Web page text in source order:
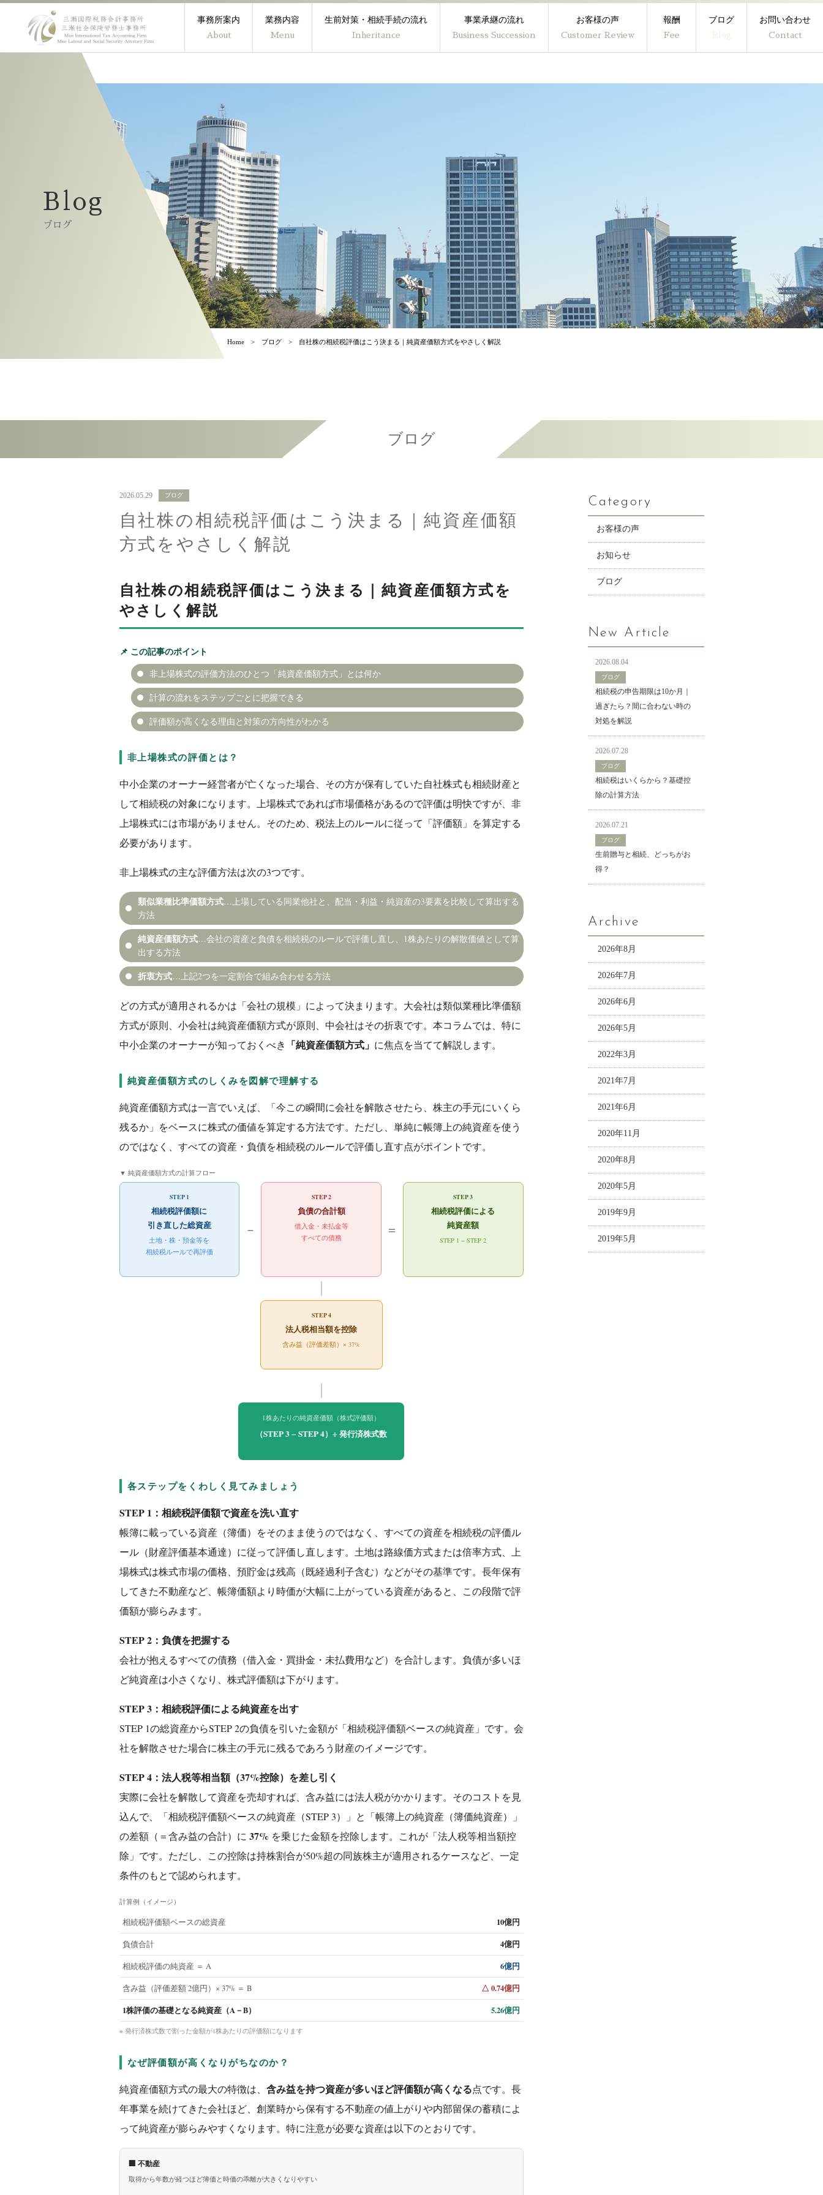
事務所案内
About
業務内容
Menu
生前対策・相続手続の流れ
Inheritance
事業承継の流れ
Business Succession
お客様の声
Customer Review
報酬
Fee
ブログ
Blog
お問い合わせ
Contact
Blog
Blog
ブログ
Home ブログ 自社株の相続税評価はこう決まる｜純資産価額方式をやさしく解説
ブログ
2026.05.29 ブログ
自社株の相続税評価はこう決まる｜純資産価額
方式をやさしく解説
自社株の相続税評価はこう決まる｜純資産価額方式を
やさしく解説
📌 この記事のポイント
非上場株式の評価方法のひとつ「純資産価額方式」とは何か
計算の流れをステップごとに把握できる
評価額が高くなる理由と対策の方向性がわかる
非上場株式の評価とは？
中小企業のオーナー経営者が亡くなった場合、その方が保有していた自社株式も相続財産と
して相続税の対象になります。上場株式であれば市場価格があるので評価は明快ですが、非
上場株式には市場がありません。そのため、税法上のルールに従って「評価額」を算定する
必要があります。
非上場株式の主な評価方法は次の3つです。
類似業種比準価額方式…上場している同業他社と、配当・利益・純資産の3要素を比較して算出する
方法
純資産価額方式…会社の資産と負債を相続税のルールで評価し直し、1株あたりの解散価値として算
出する方法
折衷方式…上記2つを一定割合で組み合わせる方法
どの方式が適用されるかは「会社の規模」によって決まります。大会社は類似業種比準価額
方式が原則、小会社は純資産価額方式が原則、中会社はその折衷です。本コラムでは、特に
中小企業のオーナーが知っておくべき 「純資産価額方式」 に焦点を当てて解説します。
純資産価額方式のしくみを図解で理解する
純資産価額方式は一言でいえば、「今この瞬間に会社を解散させたら、株主の手元にいくら
残るか」をベースに株式の価値を算定する方法です。ただし、単純に帳簿上の純資産を使う
のではなく、すべての資産・負債を相続税のルールで評価し直す点がポイントです。
▼ 純資産価額方式の計算フロー
STEP 1
相続税評価額に
引き直した総資産
土地・株・預金等を
相続税ルールで再評価
－
STEP 2
負債の合計額
借入金・未払金等
すべての債務
＝
STEP 3
相続税評価による
純資産額
STEP 1 − STEP 2
STEP 4
法人税相当額を控除
含み益（評価差額）× 37%
1株あたりの純資産価額（株式評価額）
（STEP 3 − STEP 4）÷ 発行済株式数
各ステップをくわしく見てみましょう
STEP 1：相続税評価額で資産を洗い直す
帳簿に載っている資産（簿価）をそのまま使うのではなく、すべての資産を相続税の評価ル
ール（財産評価基本通達）に従って評価し直します。土地は路線価方式または倍率方式、上
場株式は株式市場の価格、預貯金は残高（既経過利子含む）などがその基準です。長年保有
してきた不動産など、帳簿価額より時価が大幅に上がっている資産があると、この段階で評
価額が膨らみます。
STEP 2：負債を把握する
会社が抱えるすべての債務（借入金・買掛金・未払費用など）を合計します。負債が多いほ
ど純資産は小さくなり、株式評価額は下がります。
STEP 3：相続税評価による純資産を出す
STEP 1の総資産からSTEP 2の負債を引いた金額が「相続税評価額ベースの純資産」です。会
社を解散させた場合に株主の手元に残るであろう財産のイメージです。
STEP 4：法人税等相当額（37%控除）を差し引く
実際に会社を解散して資産を売却すれば、含み益には法人税がかかります。そのコストを見
込んで、「相続税評価額ベースの純資産（STEP 3）」と「帳簿上の純資産（簿価純資産）」
の差額（＝含み益の合計）に 37% を乗じた金額を控除します。これが「法人税等相当額控
除」です。ただし、この控除は持株割合が50%超の同族株主が適用されるケースなど、一定
条件のもとで認められます。
計算例（イメージ）
相続税評価額ベースの総資産 10億円
負債合計 4億円
相続税評価の純資産 ＝ A 6億円
含み益（評価差額 2億円）× 37% ＝ B
△ 0.74億円
1株評価の基礎となる純資産（A－B）
5.26億円
※ 発行済株式数で割った金額が1株あたりの評価額になります
なぜ評価額が高くなりがちなのか？
純資産価額方式の最大の特徴は、 含み益を持つ資産が多いほど評価額が高くなる点です。長
年事業を続けてきた会社ほど、創業時から保有する不動産の値上がりや内部留保の蓄積によ
って純資産が膨らみやすくなります。特に注意が必要な資産は以下のとおりです。
🏢 不動産
取得から年数が経つほど簿価と時価の乖離が大きくなりやすい
Category
お客様の声
お知らせ
ブログ
New Article
2026.08.04
ブログ
相続税の申告期限は10か月｜
過ぎたら？間に合わない時の
対処を解説
2026.07.28
ブログ
相続税はいくらから？基礎控
除の計算方法
2026.07.21
ブログ
生前贈与と相続、どっちがお
得？
Archive
2026年8月
2026年7月
2026年6月
2026年5月
2022年3月
2021年7月
2021年6月
2020年11月
2020年8月
2020年5月
2019年9月
2019年5月